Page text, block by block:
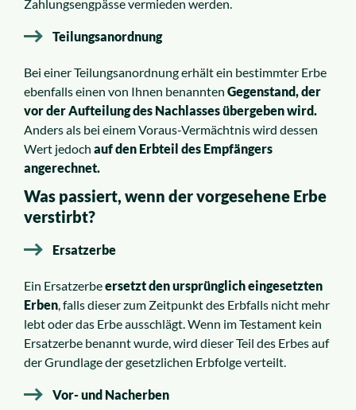
Zahlungsengpässe vermieden werden.
Teilungsanordnung
Bei einer Teilungsanordnung erhält ein bestimmter Erbe
ebenfalls einen von Ihnen benannten Gegenstand, der
vor der Aufteilung des Nachlasses übergeben wird.
Anders als bei einem Voraus-Vermächtnis wird dessen
Wert jedoch auf den Erbteil des Empfängers
angerechnet.
Was passiert, wenn der vorgesehene Erbe
verstirbt?
Ersatzerbe
Ein Ersatzerbeersetzt den ursprünglich eingesetzten
Erben, falls dieser zum Zeitpunkt des Erbfalls nicht mehr
lebt oder das Erbe ausschlägt. Wenn im Testament kein
Ersatzerbe benannt wurde, wird dieser Teil des Erbes auf
der Grundlage der gesetzlichen Erbfolge verteilt.
Vor- und Nacherben